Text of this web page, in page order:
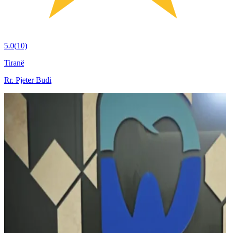
5.0(10)
Tiranë
Rr. Pjeter Budi